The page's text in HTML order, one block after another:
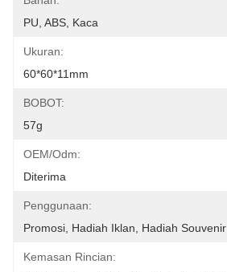
PU, ABS, Kaca
Ukuran:
60*60*11mm
BOBOT:
57g
OEM/odm:
Diterima
Penggunaan:
Promosi, Hadiah Iklan, Hadiah Souvenir
Kemasan Rincian: